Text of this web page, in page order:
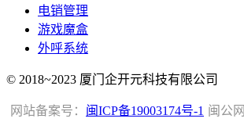
电销管理
游戏魔盒
外呼系统
© 2018~2023 厦门企开元科技有限公司
闽公
网站备案号： 闽ICP备19003174号-1